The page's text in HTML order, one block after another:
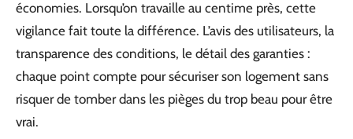
économies. Lorsqu’on travaille au centime près, cette
vigilance fait toute la différence. L’avis des utilisateurs, la
transparence des conditions, le détail des garanties :
chaque point compte pour sécuriser son logement sans
risquer de tomber dans les pièges du trop beau pour être
vrai.